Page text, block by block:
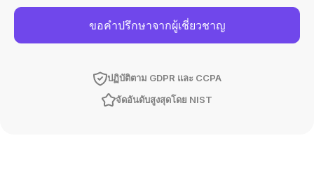
ขอคำปรึกษาจากผู้เชี่ยวชาญ
ปฏิบัติตาม GDPR และ CCPA
จัดอันดับสูงสุดโดย NIST